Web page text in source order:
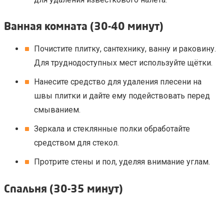
Ванная комната (30-40 минут)
Почистите плитку, сантехнику, ванну и раковину.
Для труднодоступных мест используйте щётки.
Нанесите средство для удаления плесени на
швы плитки и дайте ему подействовать перед
смыванием.
Зеркала и стеклянные полки обработайте
средством для стекол.
Протрите стены и пол, уделяя внимание углам.
Спальня (30-35 минут)